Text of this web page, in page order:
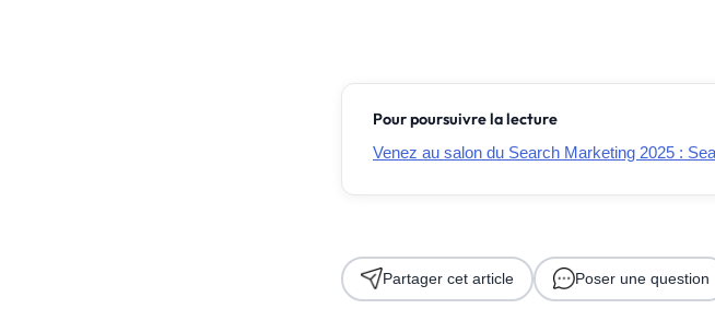
Pour poursuivre la lecture
Venez au salon du Search Marketing 2025 :
Partager cet article Poser une question